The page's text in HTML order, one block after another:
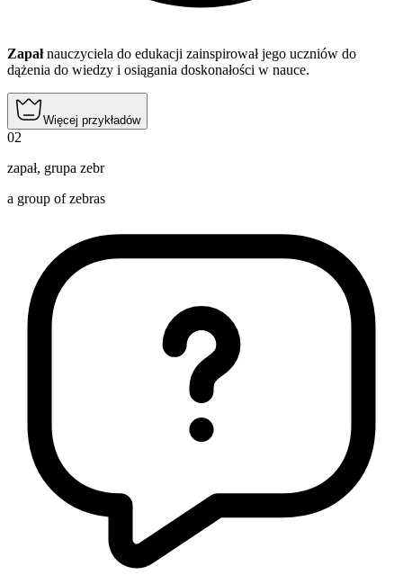
Zapałnauczyciela do edukacji zainspirował jego uczniów do
dążenia do wiedzy i osiągania doskonałości w nauce.
Więcej przykładów
02
zapał, grupa zebr
a group of zebras